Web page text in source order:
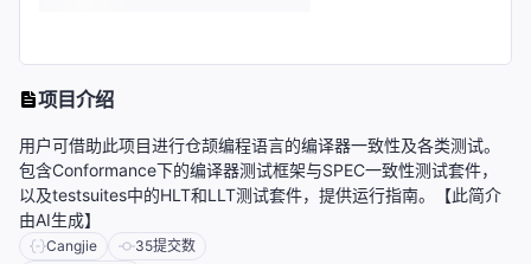
项目介绍
用户可借助此项目进行仓颉编程语言的编译器一致性及各类测试。
包含Conformance下的编译器测试框架与SPEC一致性测试套件，
以及testsuites中的HLT和LLT测试套件，提供运行指南。【此简介
由AI生成】
Cangjie 35提交数